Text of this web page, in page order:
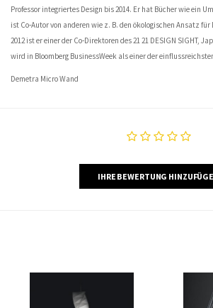
Professor integriertes Design bis 2014. Er hat Bücher wie ein
ist Co-Autor von anderen wie z. B. den ökologischen Ansatz für
2012 ist er einer der Co-Direktoren des 21 21 DESIGN SIGHT,
wird in Bloomberg BusinessWeek als einer der
Demetra Micro Wand
IHRE BEWERTUNG